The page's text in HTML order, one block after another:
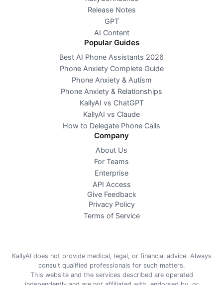
Release Notes
GPT
AI Content
Popular Guides
Best AI Phone Assistants 2026
Phone Anxiety Complete Guide
Phone Anxiety & Autism
Phone Anxiety & Relationships
KallyAI vs ChatGPT
KallyAI vs Claude
How to Delegate Phone Calls
Company
About Us
For Teams
Enterprise
API Access
Give Feedback
Privacy Policy
Terms of Service
KallyAI does not provide medical, legal, or financial advice. Always
consult qualified professionals for such matters.
This website and the services described are operated